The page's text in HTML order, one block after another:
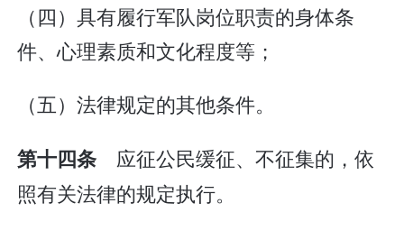
（四）具有履行军队岗位职责的身体条
件、心理素质和文化程度等；
（五）法律规定的其他条件。
第十四条 应征公民缓征、不征集的，依
照有关法律的规定执行。